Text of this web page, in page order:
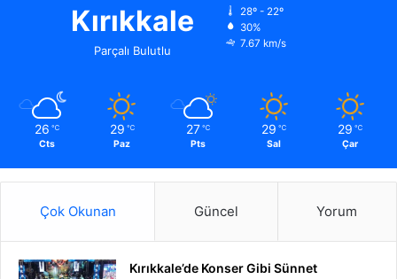
Kırıkkale
Parçalı Bulutlu
28º - 22º
30%
7.67 km/s
26 ℃
Cts
29 ℃
Paz
27 ℃
Pts
29 ℃
Sal
29 ℃
Çar
Çok Okunan Güncel Yorum
Kırıkkale’de Konser Gibi Sünnet